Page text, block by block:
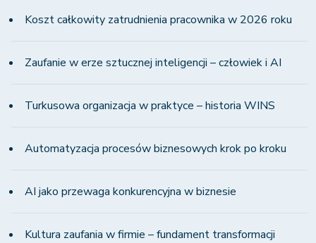
Koszt całkowity zatrudnienia pracownika w 2026 roku
Zaufanie w erze sztucznej inteligencji – człowiek i AI
Turkusowa organizacja w praktyce – historia WINS
Automatyzacja procesów biznesowych krok po kroku
AI jako przewaga konkurencyjna w biznesie
Kultura zaufania w firmie – fundament transformacji